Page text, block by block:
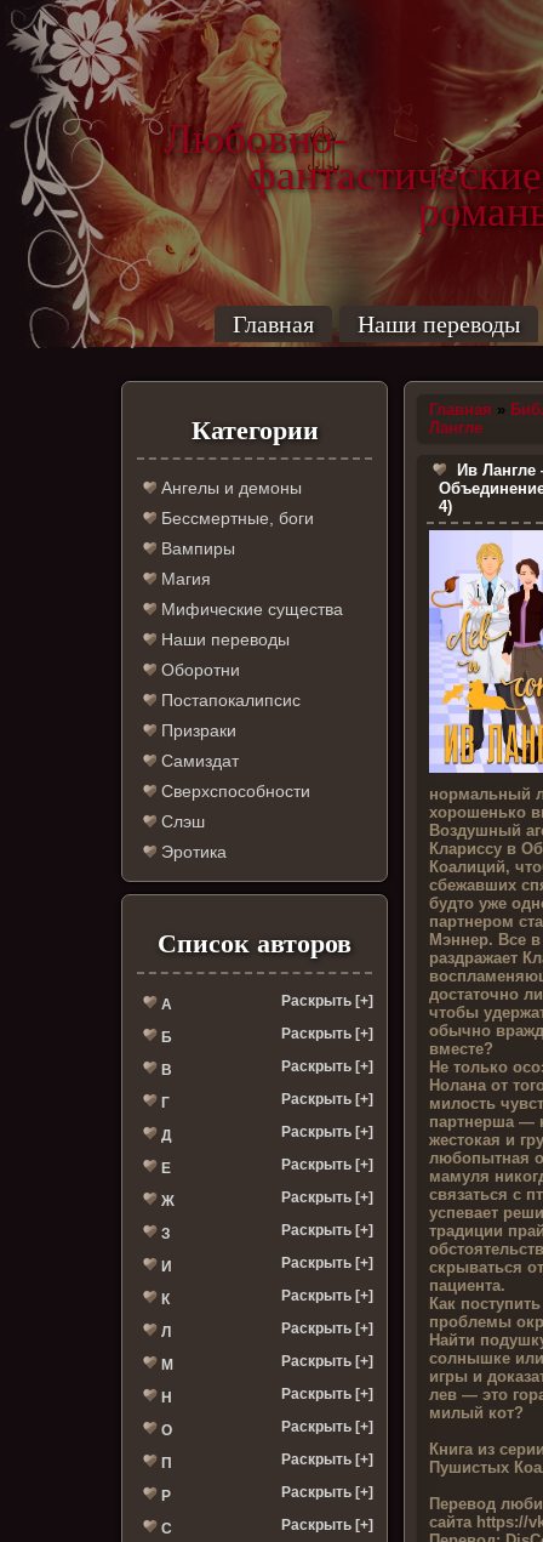
Любовно-
фантастические
Главная Наши переводы
Категории
Ангелы и демоны
Бессмертные, боги
Вампиры
Магия
Мифические существа
Наши переводы
Оборотни
Постапокалипсис
Призраки
Самиздат
Сверхспособности
Слэш
Эротика
Список авторов
А Раскрыть [+]
Б Раскрыть [+]
В Раскрыть [+]
Г Раскрыть [+]
Д Раскрыть [+]
Е Раскрыть [+]
Ж Раскрыть [+]
З Раскрыть [+]
И Раскрыть [+]
К Раскрыть [+]
Л Раскрыть [+]
М Раскрыть [+]
Н Раскрыть [+]
О Раскрыть [+]
П Раскрыть [+]
Р Раскрыть [+]
С Раскрыть [+]
Главная »
Лангле
Ив
4)
нормальный
хорошенько
Воздушный
Клариссу в
Коалиций,
сбежавших
будто уже
партнером
Мэннер. Все
раздражает
достаточно
чтобы
обычно
вместе?
Не только
Нолана от
милость
партнерша —
жестокая и
любопытная
мамуля
связаться с
успевает
традиции
скрываться
пациента.
Как
проблемы
Найти
солнышке
игры и
лев — это
милый кот?
Книга из
Пушистых
Перевод
сайта https://